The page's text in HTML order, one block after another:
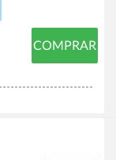
COMPRAR